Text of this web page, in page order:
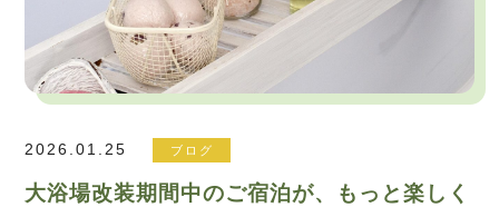
2026.01.25 ブログ
大浴場改装期間中のご宿泊が、もっと楽しく